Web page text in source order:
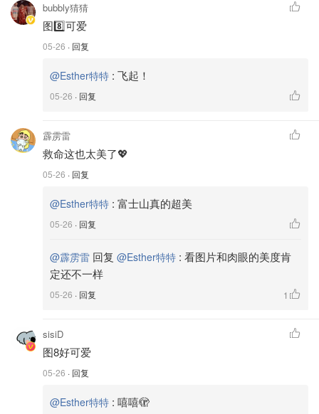
bubbly猜猜
图8️⃣可爱
05-26 · 回复
@Esther特特 : 飞起！
05-26 · 回复
霹雳雷
救命这也太美了💖
05-26 · 回复
@Esther特特 : 富士山真的超美
05-26 · 回复
@霹雳雷 回复 @Esther特特 : 看图片和肉眼的美度肯
定还不一样
05-26 · 回复 1
sisiD
图8好可爱
05-26 · 回复
@Esther特特 : 嘻嘻🫣